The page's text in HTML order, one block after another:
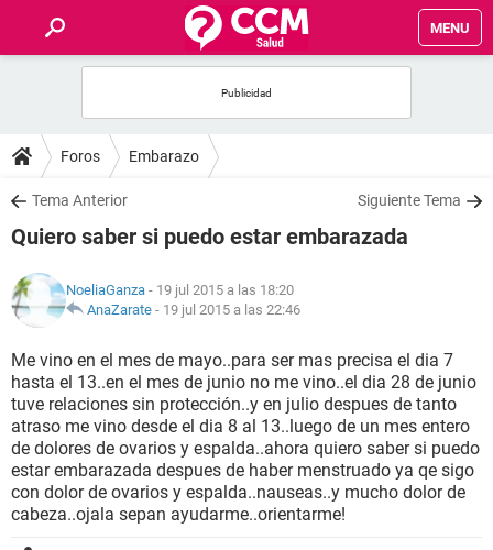
MENU
FOROS
SALUD
FAMILIA
NUTRICIÓN
BIENESTAR
SEXUALIDAD
GLOSARIO
Foros Embarazo
Tema Anterior Siguiente Tema
Quiero saber si puedo estar embarazada
NoeliaGanza - 19 jul 2015 a las 18:20
AnaZarate - 19 jul 2015 a las 22:46
Me vino en el mes de mayo..para ser mas precisa el dia 7
hasta el 13..en el mes de junio no me vino..el dia 28 de junio
tuve relaciones sin protección..y en julio despues de tanto
atraso me vino desde el dia 8 al 13..luego de un mes entero
de dolores de ovarios y espalda..ahora quiero saber si puedo
estar embarazada despues de haber menstruado ya qe sigo
con dolor de ovarios y espalda..nauseas..y mucho dolor de
cabeza..ojala sepan ayudarme..orientarme!